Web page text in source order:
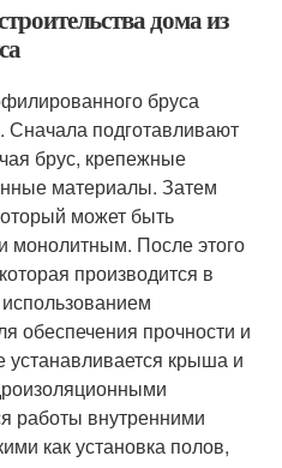
дома из
бруса
Сначала подготавливают
брус, крепежные
материалы. Затем
может быть
монолитным. После этого
производится в
обеспечения прочности и
устанавливается крыша и
работы внутренними
как установка полов,